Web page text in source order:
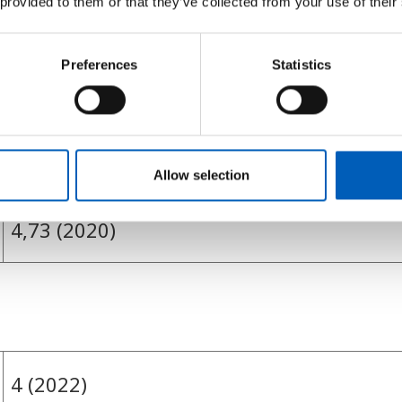
Preferences Statistics
Allow selection
1 (2025)
4,73 (2020)
4 (2022)